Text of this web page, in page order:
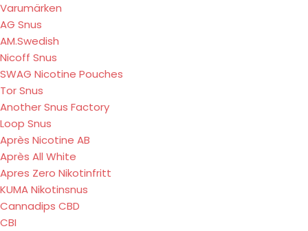
Varumärken
AG Snus
AM.Swedish
Nicoff Snus
SWAG Nicotine Pouches
Tor Snus
Another Snus Factory
Loop Snus
Après Nicotine AB
Après All White
Apres Zero Nikotinfritt
KUMA Nikotinsnus
Cannadips CBD
CBI